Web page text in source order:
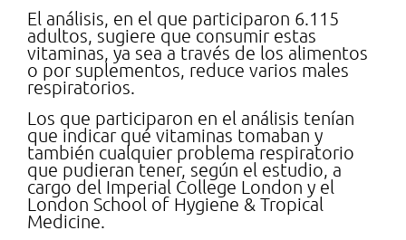
El análisis, en el que participaron 6.115
adultos, sugiere que consumir estas
vitaminas, ya sea a través de los alimentos
o por suplementos, reduce varios males
respiratorios.
Los que participaron en el análisis tenían
que indicar qué vitaminas tomaban y
también cualquier problema respiratorio
que pudieran tener, según el estudio, a
cargo del Imperial College London y el
London School of Hygiene & Tropical
Medicine.